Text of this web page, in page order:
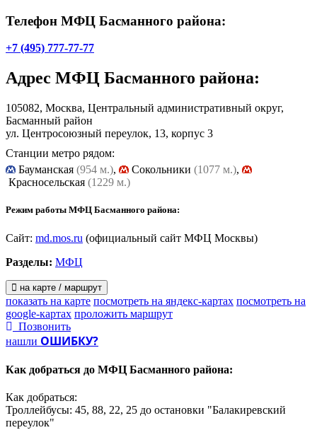
Телефон МФЦ Басманного района:
+7 (495) 777-77-77
Адрес МФЦ Басманного района:
105082, Москва, Центральный административный округ,
Басманный район
ул. Центросоюзный переулок, 13, корпус 3
Станции метро рядом:
Бауманская (954 м.), Cокольники (1077 м.),
Красносельская (1229 м.)
Режим работы МФЦ Басманного района:
Сайт: md.mos.ru (официальный сайт МФЦ Москвы)
Разделы: МФЦ
на карте / маршрут
показать на карте посмотреть на яндекс-картах посмотреть на
google-картах проложить маршрут
Позвонить
нашли ОШИБКУ?
Как добраться до МФЦ Басманного района:
Как добраться:
Троллейбусы: 45, 88, 22, 25 до остановки "Балакиревский
переулок"